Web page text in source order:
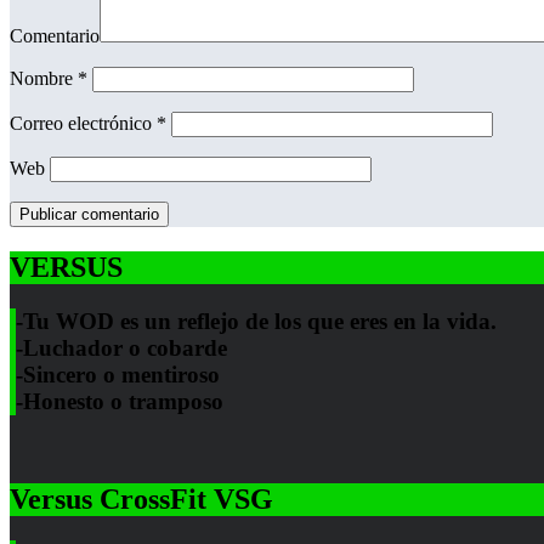
Comentario
Nombre *
Correo electrónico *
Web
VERSUS
-Tu WOD es un reflejo de los que eres en la vida.
-Luchador o cobarde
-Sincero o mentiroso
-Honesto o tramposo
Versus CrossFit VSG